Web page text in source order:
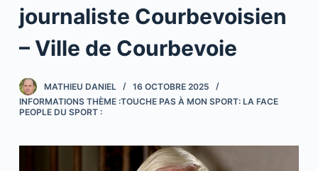
o
n
u
journaliste Courbevoisien
– Ville de Courbevoie
MATHIEU DANIEL
16 OCTOBRE 2025
INFORMATIONS THÈME :TOUCHE PAS À MON SPORT: LA FACE
PEOPLE DU SPORT :